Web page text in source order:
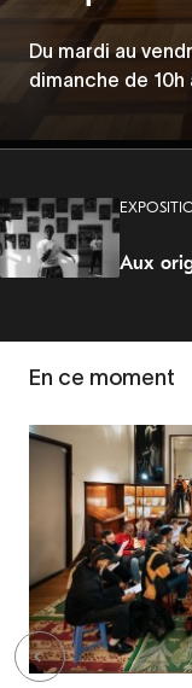
les
Du 5 juin au 23
Du mardi au
dimanche de 10h
Les
Tous les
Aux
En ce moment